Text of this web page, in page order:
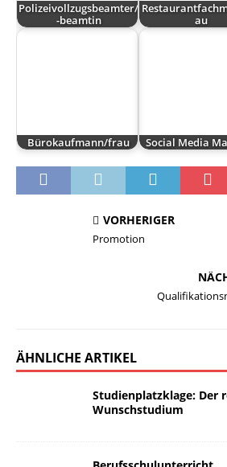
Polizeivollzugsbeamter/
-beamtin
au
Bürokaufmann/frau Social Media
VORHERIGER
Promotion
ÄHNLICHE ARTIKEL
Studienplatzklage: Der
Wunschstudium